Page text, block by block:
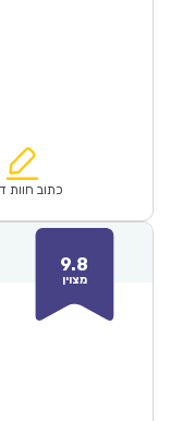
הוא:
כתוב חוות
9.8
מצוין